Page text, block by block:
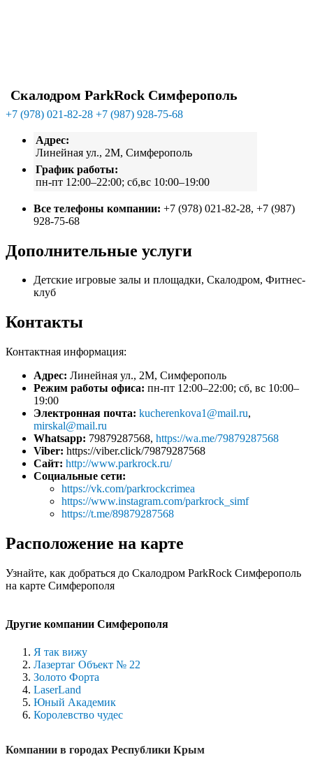
Скалодром ParkRock Симферополь
+7 (978) 021-82-28 +7 (987) 928-75-68
Адрес:
Линейная ул., 2М, Симферополь
График работы:
пн-пт 12:00–22:00; сб,вс 10:00–19:00
Все телефоны компании: +7 (978) 021-82-28, +7 (987)
928-75-68
Дополнительные услуги
Детские игровые залы и площадки, Скалодром, Фитнес-
клуб
Контакты
Контактная информация:
Адрес: Линейная ул., 2М, Симферополь
Режим работы офиса: пн-пт 12:00–22:00; сб, вс 10:00–
19:00
Электронная почта: kucherenkova1@mail.ru,
mirskal@mail.ru
Whatsapp: 79879287568, https://wa.me/79879287568
Viber: https://viber.click/79879287568
Сайт: http://www.parkrock.ru/
Социальные сети:
https://vk.com/parkrockcrimea
https://www.instagram.com/parkrock_simf
https://t.me/89879287568
Расположение на карте
Узнайте, как добраться до Скалодром ParkRock Симферополь
на карте Симферополя
Другие компании Симферополя
Я так вижу
Лазертаг Объект № 22
Золото Форта
LaserLand
Юный Академик
Королевство чудес
Компании в городах Республики Крым